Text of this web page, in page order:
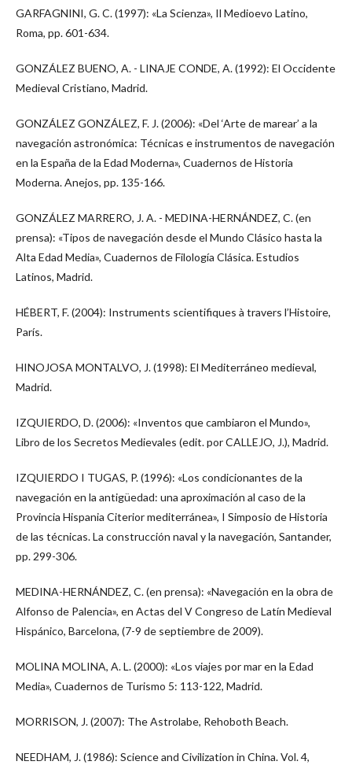
GARFAGNINI, G. C. (1997): «La Scienza», Il Medioevo Latino,
Roma, pp. 601-634.
GONZÁLEZ BUENO, A. - LINAJE CONDE, A. (1992): El Occidente
Medieval Cristiano, Madrid.
GONZÁLEZ GONZÁLEZ, F. J. (2006): «Del ‘Arte de marear’ a la
navegación astronómica: Técnicas e instrumentos de navegación
en la España de la Edad Moderna», Cuadernos de Historia
Moderna. Anejos, pp. 135-166.
GONZÁLEZ MARRERO, J. A. - MEDINA-HERNÁNDEZ, C. (en
prensa): «Tipos de navegación desde el Mundo Clásico hasta la
Alta Edad Media», Cuadernos de Filología Clásica. Estudios
Latinos, Madrid.
HÉBERT, F. (2004): Instruments scientifiques à travers l’Histoire,
París.
HINOJOSA MONTALVO, J. (1998): El Mediterráneo medieval,
Madrid.
IZQUIERDO, D. (2006): «Inventos que cambiaron el Mundo»,
Libro de los Secretos Medievales (edit. por CALLEJO, J.), Madrid.
IZQUIERDO I TUGAS, P. (1996): «Los condicionantes de la
navegación en la antigüedad: una aproximación al caso de la
Provincia Hispania Citerior mediterránea», I Simposio de Historia
de las técnicas. La construcción naval y la navegación, Santander,
pp. 299-306.
MEDINA-HERNÁNDEZ, C. (en prensa): «Navegación en la obra de
Alfonso de Palencia», en Actas del V Congreso de Latín Medieval
Hispánico, Barcelona, (7-9 de septiembre de 2009).
MOLINA MOLINA, A. L. (2000): «Los viajes por mar en la Edad
Media», Cuadernos de Turismo 5: 113-122, Madrid.
MORRISON, J. (2007): The Astrolabe, Rehoboth Beach.
NEEDHAM, J. (1986): Science and Civilization in China. Vol. 4,